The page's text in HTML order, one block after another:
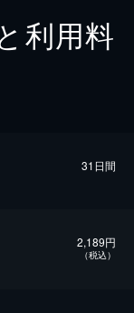
利用料
31日間
2,189円
（税込）